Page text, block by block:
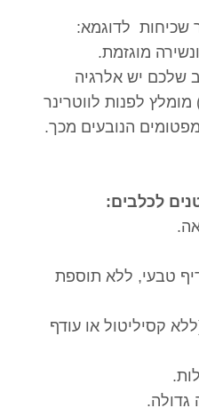
שכיחות לדוגמא:
מוגזמת.
שלכם יש אלרגיה
לפנות לווטרינר
הנובעים מכך.
לכלבים:
טבעי, ללא תוספת
קסיליטול או עודף
גדולה.